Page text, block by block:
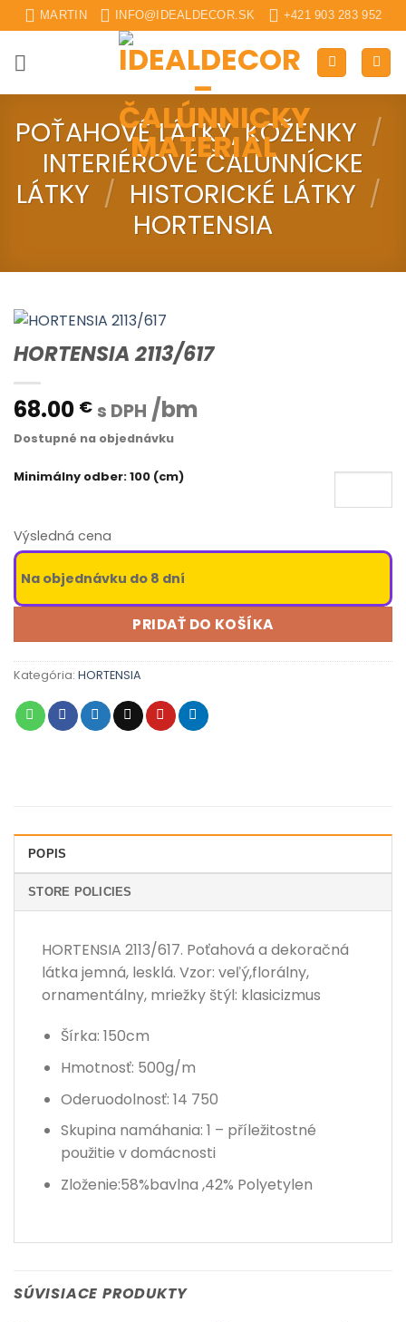
Skip
to
content
MARTIN INFO@IDEALDECOR.SK +421 903 283 952
POŤAHOVÉ LÁTKY, KOŽENKY /
INTERIÉROVÉ ČALUNNÍCKE
LÁTKY / HISTORICKÉ LÁTKY /
HORTENSIA
HORTENSIA 2113/617
68.00 € s DPH /bm
Dostupné na objednávku
Minimálny odber: 100 (cm)
Výsledná cena
Na objednávku do 8 dní
PRIDAŤ DO KOŠÍKA
Kategória: HORTENSIA
POPIS
STORE POLICIES
HORTENSIA 2113/617. Poťahová a dekoračná
látka jemná, lesklá. Vzor: veľý,florálny,
ornamentálny, mriežky štýl: klasicizmus
Šírka: 150cm
Hmotnosť: 500g/m
Oderuodolnosť: 14 750
Skupina namáhania: 1 – příležitostné
použitie v domácnosti
Zloženie:58%bavlna ,42% Polyetylen
SÚVISIACE PRODUKTY